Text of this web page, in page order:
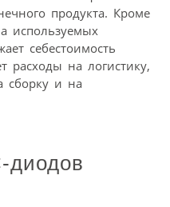
продукта. Кроме
используемых
себестоимость
расходы на логистику,
сборку и на
диодов